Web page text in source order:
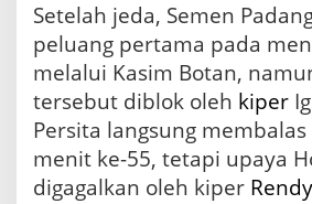
Setelah jeda, Semen
peluang pertama pada
melalui Kasim Botan,
tersebut diblok oleh kiper
Persita langsung
menit ke-55, tetapi upaya
digagalkan oleh kiper